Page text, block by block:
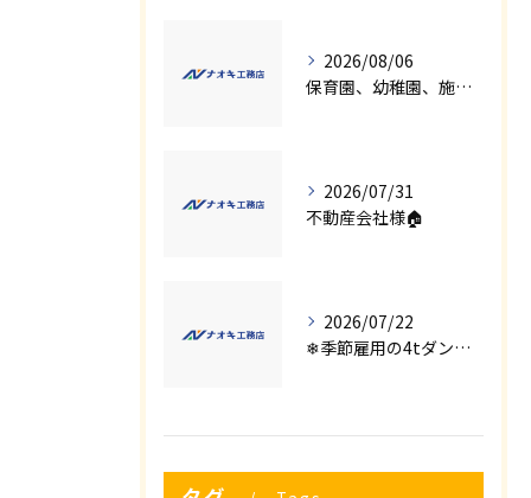
2026/08/06
保育園、幼稚園、施設様！！内装リフォームでお悩み事はございませんか？
2026/07/31
不動産会社様🏠
2026/07/22
❄季節雇用の4tダンプの運転手募集⛄